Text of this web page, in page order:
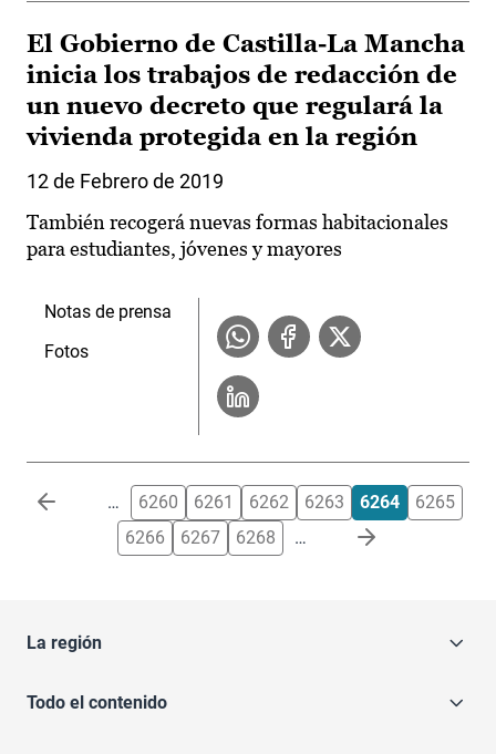
El Gobierno de Castilla-La Mancha
inicia los trabajos de redacción de
un nuevo decreto que regulará la
vivienda protegida en la región
12 de Febrero de 2019
También recogerá nuevas formas habitacionales
para estudiantes, jóvenes y mayores
Notas de prensa
Fotos
Paginación … 6260 6261 6262 6263 6264
6265
6266
6267 6268 …
La región
Todo el contenido